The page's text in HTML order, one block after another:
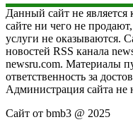
Данный сайт не
сайте ни чего не
услуги не оказываются.
новостей RSS канала
newsru.com. Материалы
ответственность за
Администрация сайта не
Сайт от bmb3 @ 2025